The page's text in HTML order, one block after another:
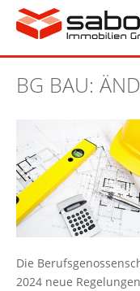
BG BAU:
Die
2024 neue